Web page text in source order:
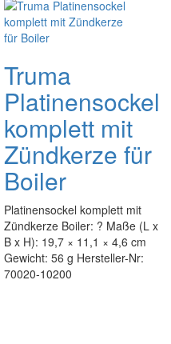
Truma
Platinensockel
komplett mit
Zündkerze für
Boiler
Platinensockel komplett mit
Zündkerze Boiler: ? Maße (L x
B x H): 19,7 × 11,1 × 4,6 cm
Gewicht: 56 g Hersteller-Nr:
70020-10200